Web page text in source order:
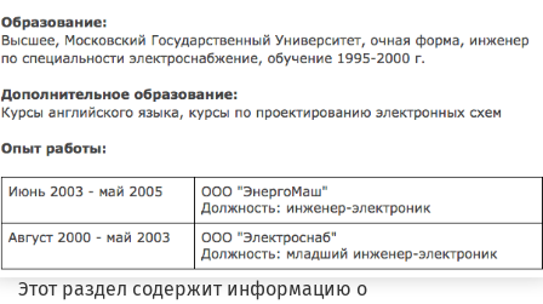
Этот раздел содержит информацию о